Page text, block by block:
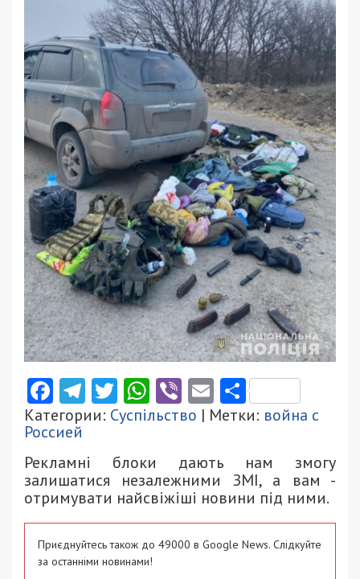
Facebook
Telegram
Twitter
WhatsApp
ViberEmail
Категории: Суспільство | Метки: война с
Россией
Рекламні блоки дають нам змогу
залишатися незалежними ЗМІ, а вам -
отримувати найсвіжіші новини під ними.
Приєднуйтесь також до 49000 в Google News. Слідкуйте
за останніми новинами!